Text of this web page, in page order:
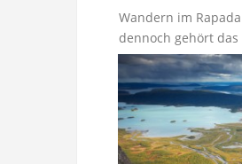
Wandern im
dennoch gehört